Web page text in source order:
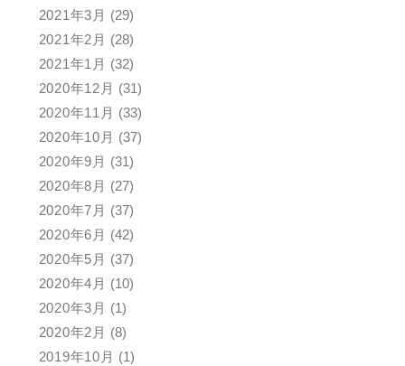
2021年3月 (29)
2021年2月 (28)
2021年1月 (32)
2020年12月 (31)
2020年11月 (33)
2020年10月 (37)
2020年9月 (31)
2020年8月 (27)
2020年7月 (37)
2020年6月 (42)
2020年5月 (37)
2020年4月 (10)
2020年3月 (1)
2020年2月 (8)
2019年10月 (1)